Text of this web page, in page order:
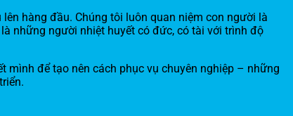
hàng đầu. Chúng tôi luôn quan niệm con người là
những người nhiệt huyết có đức, có tài với trình độ
mình để tạo nên cách phục vụ chuyên nghiệp – những